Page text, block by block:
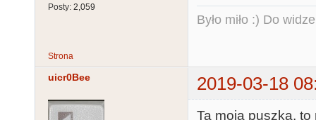
Posty: 2,059
Było miło :) Do
Strona
uicr0Bee 2019-03-18
Ta moja puszka, to